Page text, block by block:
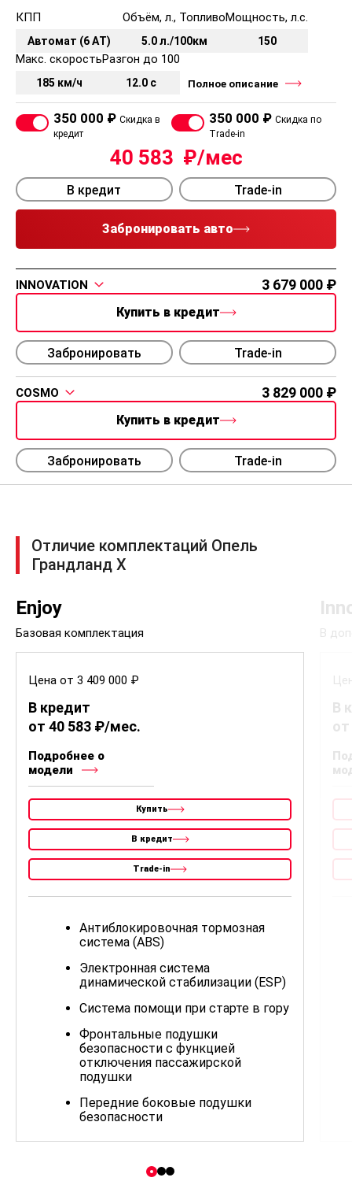
КПП
Автомат (6 АT)
Объём, л., Топливо
5.0 л./100км
Мощность, л.с.
150
Макс. скорость
185 км/ч
Разгон до 100
12.0 с Полное описание
350 000 ₽ Скидка в
кредит
350 000 ₽ Скидка по
Trade-in
40 583
В кредит Trade-in
Забронировать авто
INNOVATION 3 679 000
Купить в кредит
Забронировать Trade-in
COSMO 3 829 000
Купить в кредит
Забронировать Trade-in
Отличие комплектаций Опель
Грандланд Х
Enjoy
Базовая комплектация
Цена от 3 409 000 ₽
В кредит
от 40 583 ₽/мес.
Подробнее о
модели
Купить
В кредит
Trade-in
Антиблокировочная тормозная
система (ABS)
Электронная система
динамической стабилизации (ESP)
Система помощи при старте в гору
Фронтальные подушки
безопасности с функцией
отключения пассажирской
подушки
Передние боковые подушки
безопасности
Датчик непристегнутых ремней
В
В